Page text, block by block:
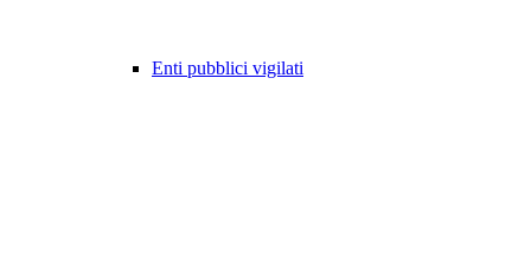
Enti pubblici vigilati